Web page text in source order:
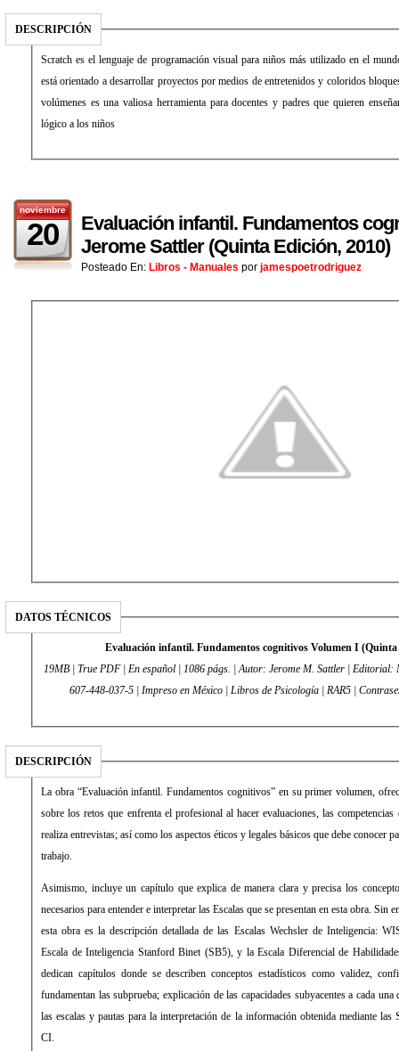
DESCRIPCIÓN
Scratch es el lenguaje de programación visual para niños más utilizado en el
está orientado a desarrollar proyectos por medios de entretenidos y coloridos
volúmenes es una valiosa herramienta para docentes y padres que quieren
lógico a los niños
noviembre
20
Evaluación infantil. Fundamentos
Jerome Sattler (Quinta Edición, 2010)
Posteado En: Libros - Manuales por jamespoetrodriguez
DATOS TÉCNICOS
Evaluación infantil. Fundamentos cognitivos Volumen I (Quinta
19MB | True PDF | En español | 1086 págs. | Autor: Jerome M. Sattler |
607-448-037-5 | Impreso en México | Libros de Psicología | RAR5 |
DESCRIPCIÓN
La obra “Evaluación infantil. Fundamentos cognitivos” en su primer volumen,
sobre los retos que enfrenta el profesional al hacer evaluaciones, las competencias
realiza entrevistas; así como los aspectos éticos y legales básicos que debe conocer
trabajo.
Asimismo, incluye un capítulo que explica de manera clara y precisa los
necesarios para entender e interpretar las Escalas que se presentan en esta obra. Sin
esta obra es la descripción detallada de las Escalas Wechsler de Inteligencia:
Escala de Inteligencia Stanford Binet (SB5), y la Escala Diferencial de
dedican capítulos donde se describen conceptos estadísticos como validez,
fundamentan las subprueba; explicación de las capacidades subyacentes a cada
las escalas y pautas para la interpretación de la información obtenida mediante las
CI.